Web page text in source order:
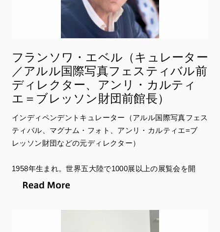
フランソワ・エベル（キュレーター
／アルル国際写真フェスティバル前
ディレクター、アンリ・カルティ
エ＝ブレッソン財団前館長）
インディペンデントキュレーター（アルル国際写真フェス
ティバル、マグナム・フォト、アンリ・カルティエ=ブ
レッソン財団などの元ディレクター）
1958年生まれ。世界五大陸で1000展以上の展覧会を開
催、書籍の出版、教育プログラム、スライドショーやライ
ン・パー、ナン・ゴールディン、JR、ロベール・ドア